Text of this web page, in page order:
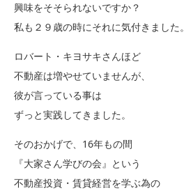
興味をそそられないですか？
私も２９歳の時にそれに気付きました。
ロバート・キヨサキさんほど
不動産は増やせていませんが、
彼が言っている事は
ずっと実践してきました。
そのおかげで、16年もの間
『大家さん学びの会』という
不動産投資・賃貸経営を学ぶ為の